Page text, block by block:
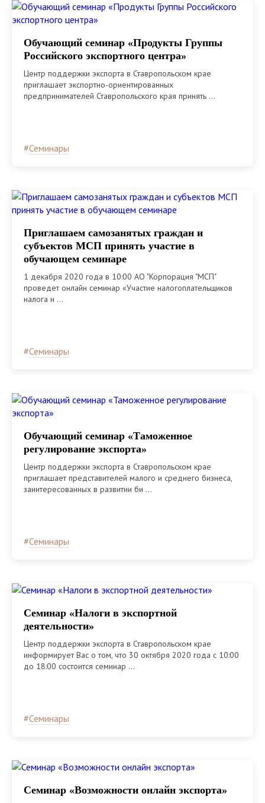
Обучающий семинар «Продукты Группы
Российского экспортного центра»
Центр поддержки экспорта в Ставропольском крае
приглашает экспортно-ориентированных
предпринимателей Ставропольского края принять ...
#Семинары
Приглашаем самозанятых граждан и
субъектов МСП принять участие в
обучающем семинаре
1 декабря 2020 года в 10:00 АО "Корпорация "МСП"
проведет онлайн семинар «Участие налогоплательщиков
налога н ...
#Семинары
Обучающий семинар «Таможенное
регулирование экспорта»
Центр поддержки экспорта в Ставропольском крае
приглашает представителей малого и среднего бизнеса,
заинтересованных в развитии би ...
#Семинары
Семинар «Налоги в экспортной
деятельности»
Центр поддержки экспорта в Ставропольском крае
информирует Вас о том, что 30 октября 2020 года с 10:00
до 18:00 состоится семинар ...
#Семинары
Семинар «Возможности онлайн экспорта»